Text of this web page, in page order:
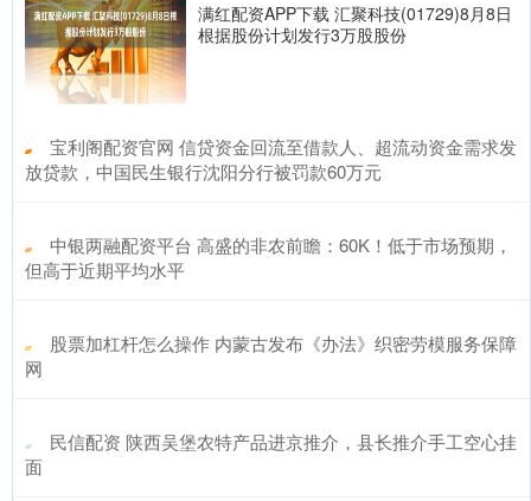
满红配资APP下载 汇聚科技(01729)8月8日
根据股份计划发行3万股股份
​宝利阁配资官网 信贷资金回流至借款人、超流动资金需求发
放贷款，中国民生银行沈阳分行被罚款60万元
​中银两融配资平台 高盛的非农前瞻：60K！低于市场预期，
但高于近期平均水平
​股票加杠杆怎么操作 内蒙古发布《办法》织密劳模服务保障
网
​民信配资 陕西吴堡农特产品进京推介，县长推介手工空心挂
面